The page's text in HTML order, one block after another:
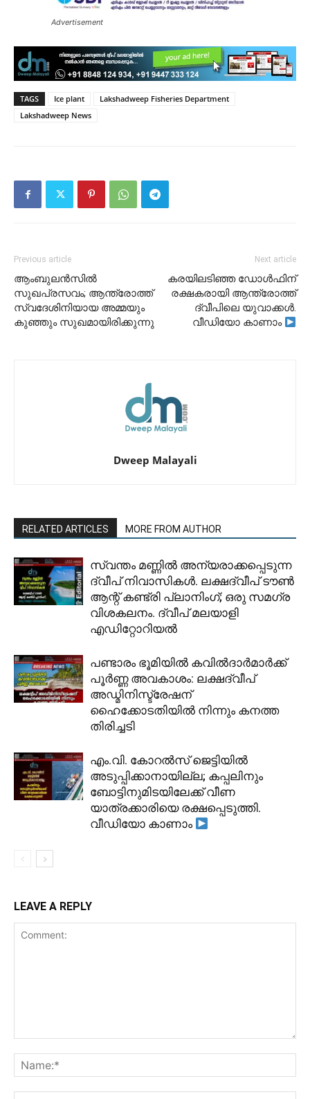
Advertisement
TAGS Ice plant
Lakshadweep Fisheries Department
Lakshadweep News
Previous article
ആംബുലൻസിൽ
സുഖപ്രസവം; ആന്ത്രോത്ത്
സ്വദേശിനിയായ അമ്മയും
കുഞ്ഞും സുഖമായിരിക്കുന്നു
Next article
കരയിലടിഞ്ഞ ഡോൾഫിന്
രക്ഷകരായി ആന്ത്രോത്ത്
ദ്വീപിലെ യുവാക്കൾ.
വീഡിയോ കാണാം
Dweep Malayali
RELATED ARTICLES MORE FROM AUTHOR
സ്വന്തം മണ്ണിൽ അന്യരാക്കപ്പെടുന്ന
ദ്വീപ് നിവാസികൾ. ലക്ഷദ്വീപ് ടൗൺ
ആന്റ് കണ്ട്രി പ്ലാനിംഗ്; ഒരു സമഗ്ര
വിശകലനം. ദ്വീപ് മലയാളി
എഡിറ്റോറിയൽ
പണ്ടാരം ഭൂമിയിൽ കവിൽദാർമാർക്ക്
പൂർണ്ണ അവകാശം: ലക്ഷദ്വീപ്
അഡ്മിനിസ്ട്രേഷന്
ഹൈക്കോടതിയിൽ നിന്നും കനത്ത
തിരിച്ചടി
​എം.വി. കോറൽസ് ജെട്ടിയിൽ
അടുപ്പിക്കാനായില്ല; കപ്പലിനും
ബോട്ടിനുമിടയിലേക്ക് വീണ
യാത്രക്കാരിയെ രക്ഷപ്പെടുത്തി.
വീഡിയോ കാണാം
LEAVE A REPLY